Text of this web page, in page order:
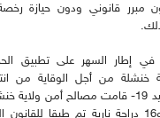
مبرر قانوني ودون حيازة رخصة
في إطار السهر على تطبيق
خنشلة من أجل الوقاية من
كورونا - كوفيد 19- قامت مصالح أمن
347 مركبة و16 دراجة نارية تم طبقا